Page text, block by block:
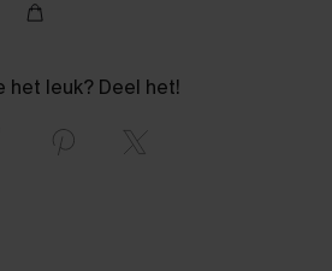
het leuk? Deel het!